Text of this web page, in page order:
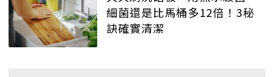
細菌還是比馬桶多12倍！3秘
訣確實清潔